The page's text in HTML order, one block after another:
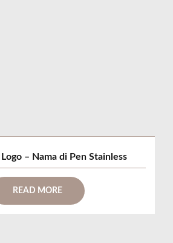
– Nama di Pen Stainless
READ MORE